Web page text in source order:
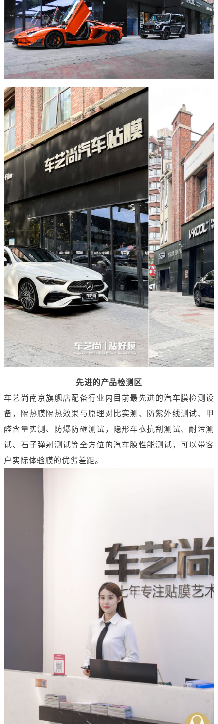
先进的产品检测区
车艺尚南京旗舰店配备行业内目前最先进的汽车膜检测设
备，隔热膜隔热效果与原理对比实测、防紫外线测试、甲
醛含量实测、防爆防砸测试，隐形车衣抗刮测试、耐污测
试、石子弹射测试等全方位的汽车膜性能测试，可以带客
户实际体验膜的优劣差距。